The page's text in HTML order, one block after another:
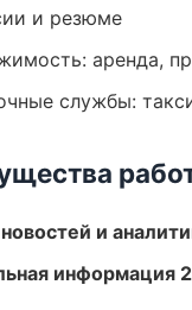
и резюме
аренда,
службы:
и
информация